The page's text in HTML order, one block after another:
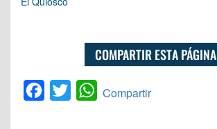
COMPARTIR ESTA PÁGINA
Facebook
Twitter WhatsApp
Compartir